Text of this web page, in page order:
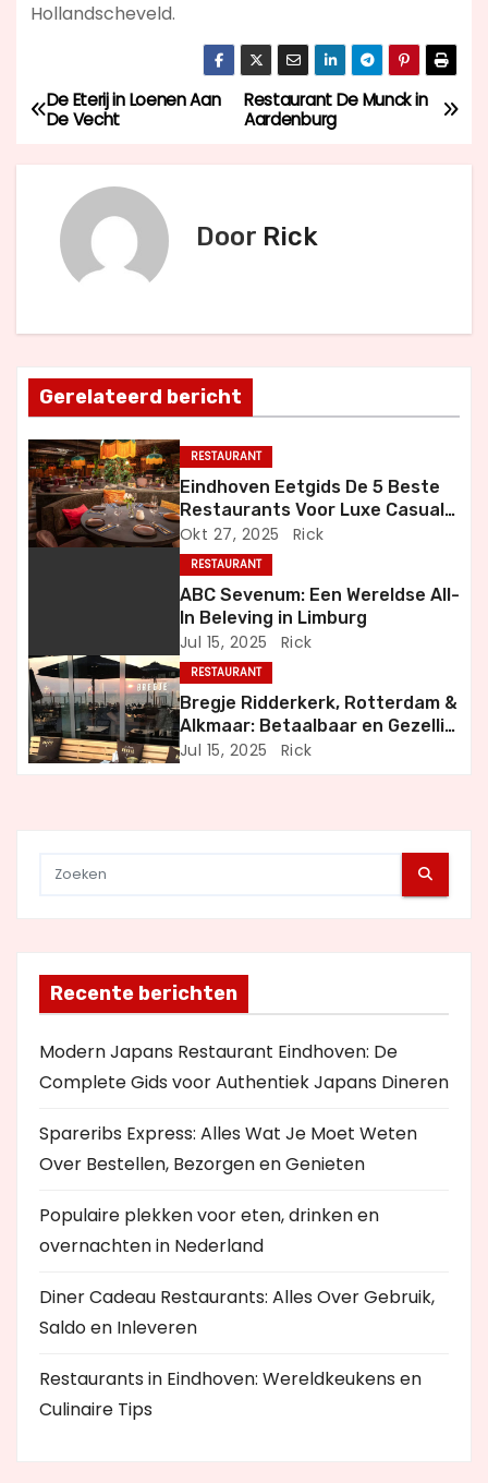
Hollandscheveld.
B
e
h
t
n
a
v
a
t
i
Restaurant De Munck in
Aardenburg
De Eterij in Loenen Aan
De Vecht
Door Rick
Gerelateerd bericht
RESTAURANT
Eindhoven Eetgids De 5 Beste
Restaurants Voor Luxe Casual
en Bijzondere Momenten
Okt 27, 2025 Rick
RESTAURANT
ABC Sevenum: Een Wereldse All-
In Beleving in Limburg
Jul 15, 2025 Rick
RESTAURANT
Bregje Ridderkerk, Rotterdam &
Alkmaar: Betaalbaar en Gezellig
Uit Eten
Jul 15, 2025 Rick
Recente berichten
Modern Japans Restaurant Eindhoven: De
Complete Gids voor Authentiek Japans Dineren
Spareribs Express: Alles Wat Je Moet Weten
Over Bestellen, Bezorgen en Genieten
Populaire plekken voor eten, drinken en
overnachten in Nederland
Diner Cadeau Restaurants: Alles Over Gebruik,
Saldo en Inleveren
Restaurants in Eindhoven: Wereldkeukens en
Culinaire Tips